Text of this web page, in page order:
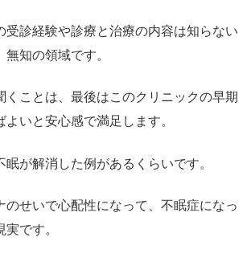
受診経験や診療と治療の内容は知らない
無知の領域です。
くことは、最後はこのクリニックの早期
いと安心感で満足します。
眠が解消した例があるくらいです。
のせいで心配性になって、不眠症になっ
です。